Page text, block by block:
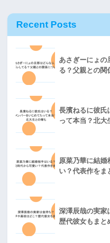
Recent Posts
あさぎーにょの
る？父親との関
長濱ねるに彼氏
って本当？北大
原菜乃華に結婚
い？代表作をま
深澤辰哉の実家
歴代彼女もまと